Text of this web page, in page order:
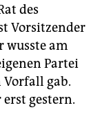
des
Vorsitzender
wusste am
Partei
Vorfall gab.
gestern.